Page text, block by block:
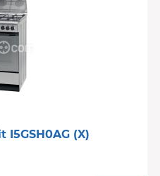
I5GSH0AG (X)